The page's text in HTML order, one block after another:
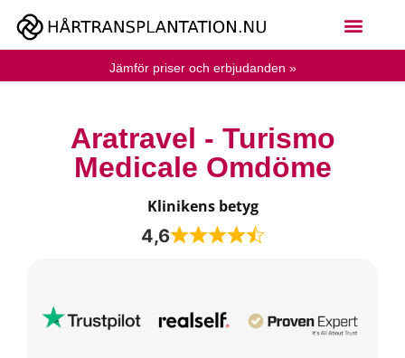
Jämför priser och erbjudanden »
Aratravel - Turismo
Medicale Omdöme
Klinikens betyg
4,6